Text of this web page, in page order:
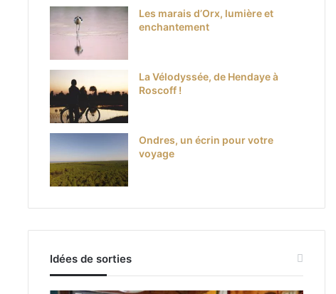
Les marais d’Orx, lumière et
enchantement
La Vélodyssée, de Hendaye à
Roscoff !
Ondres, un écrin pour votre
voyage
Idées de sorties